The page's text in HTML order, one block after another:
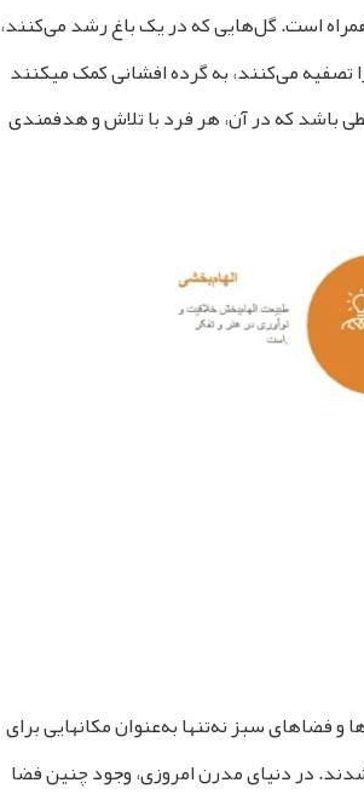
است. گل‌هایی که در یک باغ رشد می‌کنند،
می‌کنند، به گرده‌ افشانی کمک میکنند
باشد که در آن، هر فرد با تلاش و هدفمندی
فضاهای سبز نه‌تنها به‌عنوان مکانهایی برای
در دنیای مدرن امروزی، وجود چنین فضا